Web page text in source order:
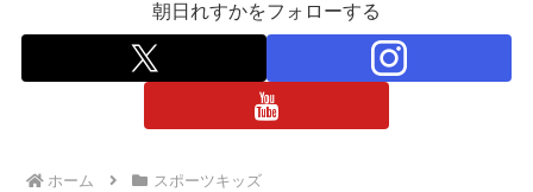
朝日れすかをフォローする
ホーム スポーツキッズ